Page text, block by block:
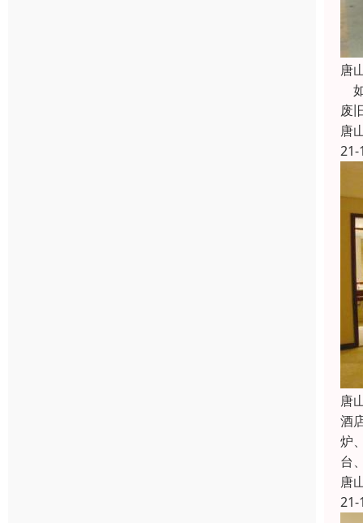
唐
废
唐
21-
唐
酒
炉
台
唐
21-